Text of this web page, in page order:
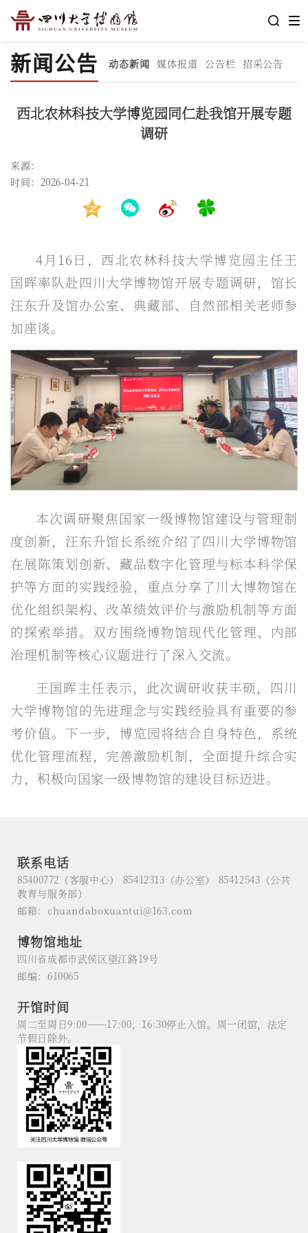
新闻公告 动态新闻 媒体报道 公告栏 招采公告
西北农林科技大学博览园同仁赴我馆开展专题
调研
来源：
时间：2026-04-21
4月16日，西北农林科技大学博览园主任王
国晖率队赴四川大学博物馆开展专题调研，馆长
汪东升及馆办公室、典藏部、自然部相关老师参
加座谈。
本次调研聚焦国家一级博物馆建设与管理制
度创新，汪东升馆长系统介绍了四川大学博物馆
在展陈策划创新、藏品数字化管理与标本科学保
护等方面的实践经验，重点分享了川大博物馆在
优化组织架构、改革绩效评价与激励机制等方面
的探索举措。双方围绕博物馆现代化管理、内部
治理机制等核心议题进行了深入交流。
王国晖主任表示，此次调研收获丰硕，四川
大学博物馆的先进理念与实践经验具有重要的参
考价值。下一步，博览园将结合自身特色，系统
优化管理流程，完善激励机制，全面提升综合实
力，积极向国家一级博物馆的建设目标迈进。
联系电话
85400772（客服中心） 85412313（办公室） 85412543（公共
教育与服务部）
邮箱：chuandaboxuantui@163.com
博物馆地址
四川省成都市武侯区望江路19号
邮编：610065
开馆时间
周二至周日9:00——17:00，16:30停止入馆。周一闭馆，法定
节假日除外。